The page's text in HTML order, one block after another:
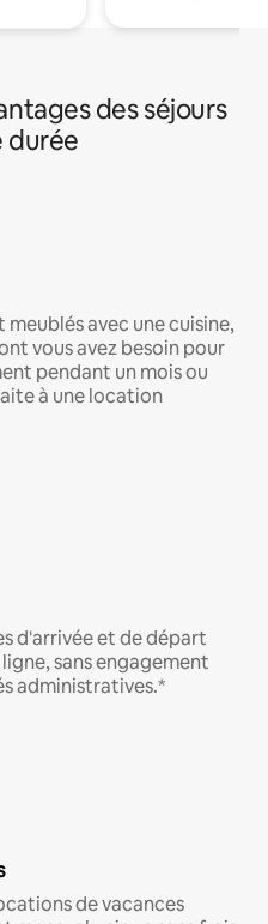
des séjours
durée
avec une cuisine,
vous avez besoin pour
pendant un mois ou
à une location
d'arrivée et de départ
sans engagement
administratives.*
de vacances